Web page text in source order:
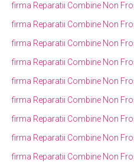
firma Reparatii Combine Non
firma Reparatii Combine Non
firma Reparatii Combine Non
firma Reparatii Combine Non
firma Reparatii Combine Non
firma Reparatii Combine Non
firma Reparatii Combine Non
firma Reparatii Combine Non
firma Reparatii Combine Non